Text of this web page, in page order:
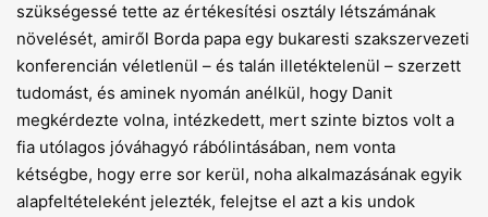
szükségessé tette az értékesítési osztály létszámának
növelését, amiről Borda papa egy bukaresti szakszervezeti
konferencián véletlenül – és talán illetéktelenül – szerzett
tudomást, és aminek nyomán anélkül, hogy Danit
megkérdezte volna, intézkedett, mert szinte biztos volt a
fia utólagos jóváhagyó rábólintásában, nem vonta
kétségbe, hogy erre sor kerül, noha alkalmazásának egyik
alapfeltételeként jelezték, felejtse el azt a kis undok